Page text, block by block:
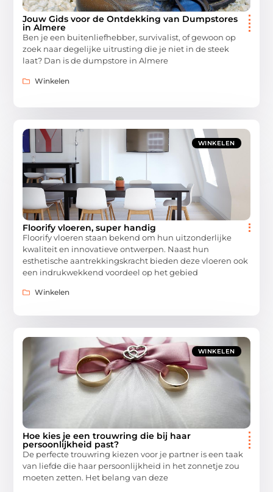
Jouw Gids voor de Ontdekking van Dumpstores
in Almere
Ben je een buitenliefhebber, survivalist, of gewoon op
zoek naar degelijke uitrusting die je niet in de steek
laat? Dan is de dumpstore in Almere
Winkelen
WINKELEN
Floorify vloeren, super handig
Floorify vloeren staan bekend om hun uitzonderlijke
kwaliteit en innovatieve ontwerpen. Naast hun
esthetische aantrekkingskracht bieden deze vloeren ook
een indrukwekkend voordeel op het gebied
Winkelen
WINKELEN
Hoe kies je een trouwring die bij haar
persoonlijkheid past?
De perfecte trouwring kiezen voor je partner is een taak
van liefde die haar persoonlijkheid in het zonnetje zou
moeten zetten. Het belang van deze